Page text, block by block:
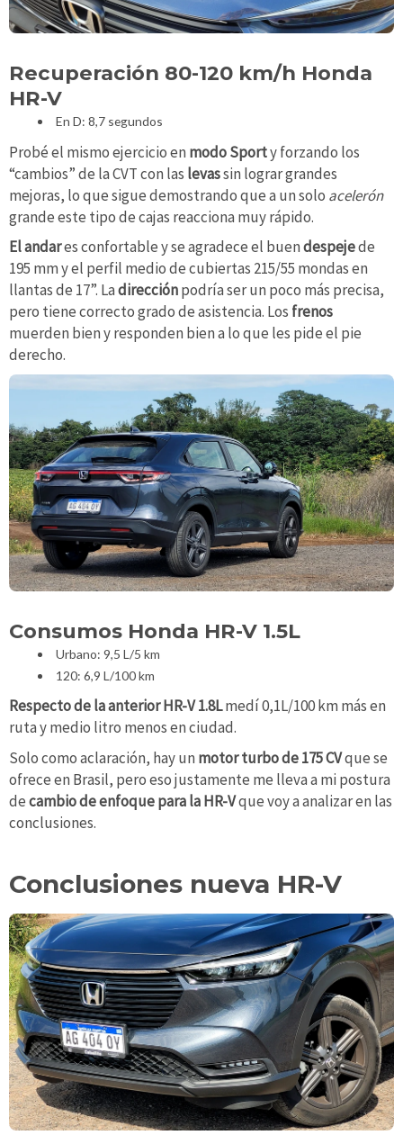
Recuperación 80-120 km/h Honda
HR-V
En D: 8,7 segundos
Probé el mismo ejercicio en modo Sporty forzando los
“cambios” de la CVT con las levassin lograr grandes
mejoras, lo que sigue demostrando que a un solo acelerón
grande este tipo de cajas reacciona muy rápido.
El andares confortable y se agradece el buendespejede
195 mm y el perfil medio de cubiertas 215/55 mondas en
llantas de 17”. Ladirecciónpodría ser un poco más precisa,
pero tiene correcto grado de asistencia. Los frenos
muerden bien y responden bien a lo que les pide el pie
derecho.
Consumos Honda HR-V 1.5L
Urbano: 9,5 L/5 km
120: 6,9 L/100 km
Respecto de la anterior HR-V 1.8Lmedí 0,1L/100 km más en
ruta y medio litro menos en ciudad.
Solo como aclaración, hay un motor turbo de 175 CVque se
ofrece en Brasil, pero eso justamente me lleva a mi postura
decambio de enfoque para la HR-Vque voy a analizar en las
conclusiones.
Conclusiones nueva HR-V